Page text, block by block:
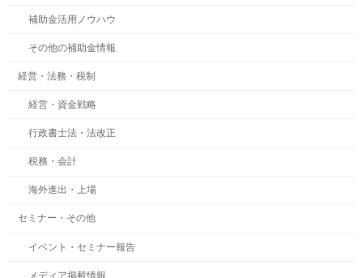
補助金活用ノウハウ
その他の補助金情報
経営・法務・税制
経営・資金戦略
行政書士法・法改正
税務・会計
海外進出・上場
セミナー・その他
イベント・セミナー報告
メディア掲載情報